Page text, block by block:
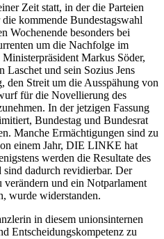
Zeit statt, in der die Parteien
kommende Bundestagswahl
Wochenende besonders bei
um die Nachfolge im
Markus Söder,
und sein Sozius Jens
den Streit um die Ausspähung von
für die Novellierung des
In der jetzigen Fassung
Bundestag und Bundesrat
Manche Ermächtigungen sind zu
einem Jahr, DIE LINKE hat
werden die Resultate des
dadurch revidierbar. Der
verändern und ein Notparlament
wurde widerstanden.
in diesem unionsinternen
Entscheidungskompetenz zu